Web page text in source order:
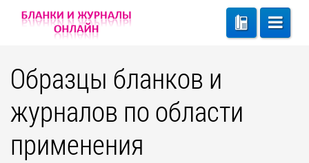
Образцы бланков и
журналов по области
применения